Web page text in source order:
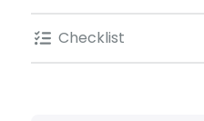
Checklist